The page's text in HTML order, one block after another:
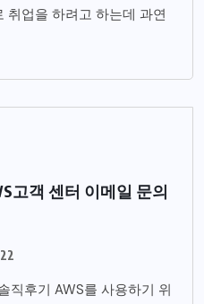
취업을 하려고 하는데 과연
고객 센터 이메일 문의
직후기 AWS를 사용하기 위